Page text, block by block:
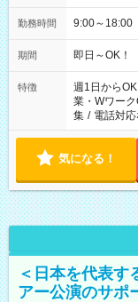
勤務時間 9:00～18:00
期間 即日～OK！
特徴 週1日からOK
業・Wワー
集 / 電話対応
気になる！
＜日本を代表す
アー公演のサポ